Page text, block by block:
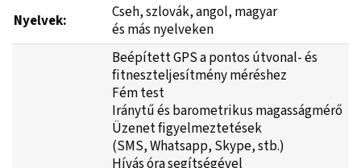
Nyelvek:
Cseh, szlovák, angol, magyar
és más nyelveken
Beépített GPS a pontos útvonal- és
fitneszteljesítmény méréshez
Fém test
Iránytű és barometrikus magasságmérő
Üzenet figyelmeztetések
(SMS, Whatsapp, Skype, stb.)
Hívás óra segítségével